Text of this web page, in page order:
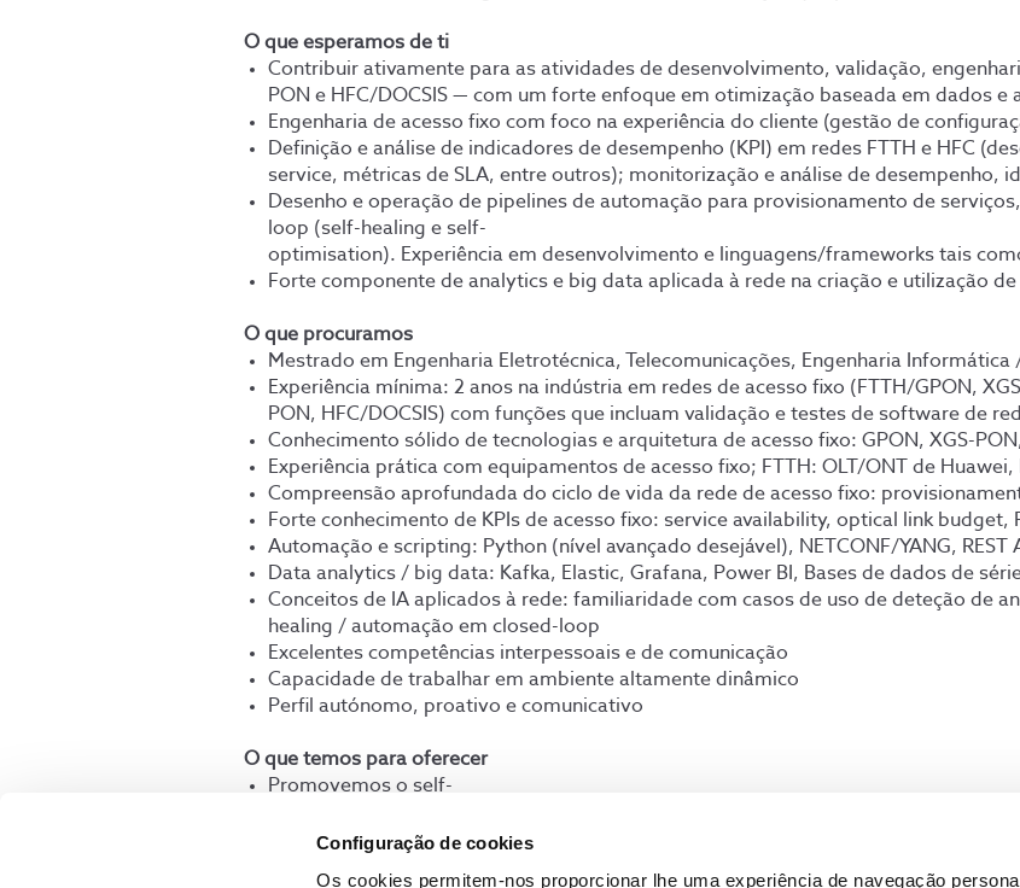
Configuração de cookies
Os cookies permitem-nos proporcionar lhe uma experiência de navegação
O que esperamos de ti
Contribuir ativamente para as atividades de desenvolvimento, validação,
PON e HFC/DOCSIS — com um forte enfoque em otimização baseada em dados e
Engenharia de acesso fixo com foco na experiência do cliente (gestão de
Definição e análise de indicadores de desempenho (KPI) em redes FTTH e HFC
service, métricas de SLA, entre outros); monitorização e análise de desempenho,
Desenho e operação de pipelines de automação para provisionamento de
loop (self-healing e self-
optimisation). Experiência em desenvolvimento e linguagens/frameworks tais
Forte componente de analytics e big data aplicada à rede na criação e utilização
O que procuramos
Mestrado em Engenharia Eletrotécnica, Telecomunicações, Engenharia
Experiência mínima: 2 anos na indústria em redes de acesso fixo (FTTH/GPON,
PON, HFC/DOCSIS) com funções que incluam validação e testes de software de
Conhecimento sólido de tecnologias e arquitetura de acesso fixo: GPON, XGS-PON,
Experiência prática com equipamentos de acesso fixo; FTTH: OLT/ONT de
Compreensão aprofundada do ciclo de vida da rede de acesso fixo:
Forte conhecimento de KPIs de acesso fixo: service availability, optical link budget,
Automação e scripting: Python (nível avançado desejável), NETCONF/YANG, REST
Data analytics / big data: Kafka, Elastic, Grafana, Power BI, Bases de dados de
Conceitos de IA aplicados à rede: familiaridade com casos de uso de deteção de
healing / automação em closed-loop
Excelentes competências interpessoais e de comunicação
Capacidade de trabalhar em ambiente altamente dinâmico
Perfil autónomo, proativo e comunicativo
O que temos para oferecer
Promovemos o self-
Implementamos com regularidade várias iniciativas para promover o bem-